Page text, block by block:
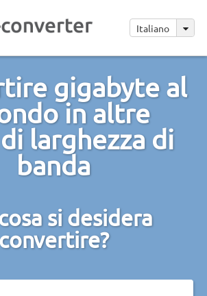
Italiano
gigabyte al
in altre
larghezza di
banda
si desidera
convertire?